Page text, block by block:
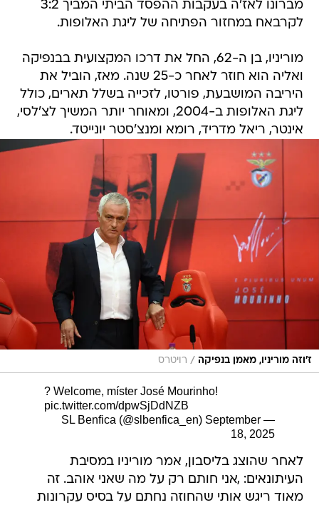
מוריניו, בן ה-62, החל את דרכו המקצועית בבנפיקה
היריבה המושבעת, פורטו, לזכייה בשלל תארים, כולל
ליגת האלופות ב-2004, ומאוחר יותר המשיך לצ'לסי,
אינטר, ריאל מדריד, רומא ומנצ'סטר יונייטד.
ז'וזה מוריניו, מאמן בנפיקה / רויטרס
? Welcome, míster José Mourinho!
pic.twitter.com/dpwSjDdNZB
September
לאחר שהוצג בליסבון, אמר מוריניו במסיבת
העיתונאים: ,אני חותם רק על מה שאני אוהב. זה
מאוד ריגש אותי שהחוזה נחתם על בסיס עקרונות
אתיים. יום אחרי הבחירות, אהיה מאמן בנפיקה, אבל
העקרונות שמנחים את ההסכם מספקים לי תחושת